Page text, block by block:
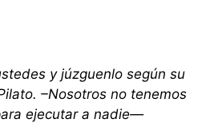
y júzguenlo según su
–Nosotros no tenemos
ejecutar a nadie—